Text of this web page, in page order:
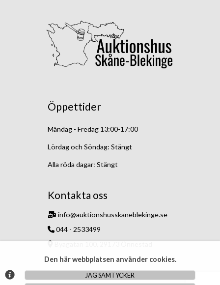
Öppettider
Måndag - Fredag 13:00-17:00
Lördag och Söndag: Stängt
Alla röda dagar: Stängt
Kontakta oss
info@auktionshusskaneblekinge.se
044 - 2533499
Byagatan 100, 29173 Önnestad
© Argonova Auktionsplattform 2026
Den här webbplatsen använder cookies.
JAG SAMTYCKER